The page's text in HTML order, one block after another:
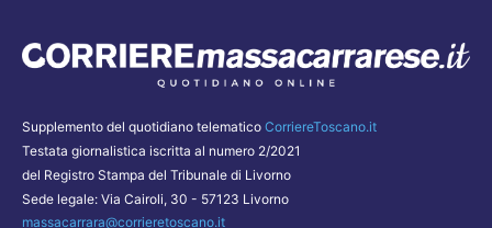
Supplemento del quotidiano telematico CorriereToscano.it
Testata giornalistica iscritta al numero 2/2021
del Registro Stampa del Tribunale di Livorno
Sede legale: Via Cairoli, 30 - 57123 Livorno
massacarrara@corrieretoscano.it